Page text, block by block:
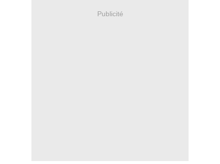
Publicité